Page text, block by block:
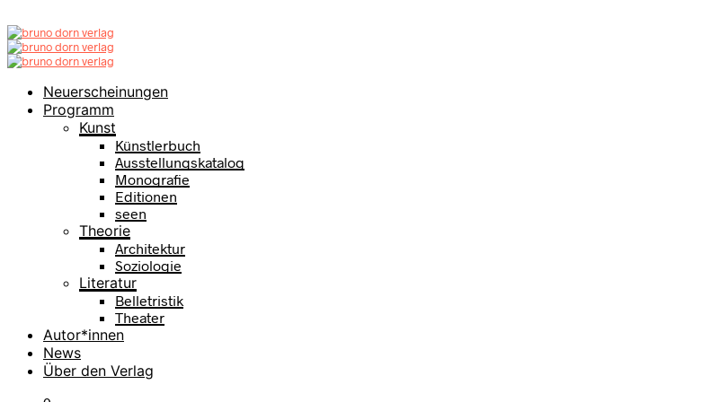
Neuerscheinungen
Programm
Kunst
Künstlerbuch
Ausstellungskatalog
Monografie
Editionen
seen
Theorie
Architektur
Soziologie
Literatur
Belletristik
Theater
Autor*innen
News
Über den Verlag